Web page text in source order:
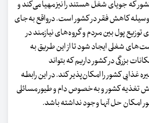
که جویای شغل هستند را نیز مهیا می‌کند و
کاهش فقر در کشور است. درواقع به‌جای
پول بین مردم و گروه‌های نیازمند در
شغلی ایجاد شود تا از این طریق به
بزرگی در کشور داریم که بتواند
کشور را امکان‌پذیر کند. در این رابطه
تغذیه کشور و به‌خصوص دام و طیور مسائلی
امکان حل آنها وجود نداشته باشد.